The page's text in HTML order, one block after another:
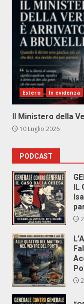
Estero In evidenza
Il Ministero della
10 Luglio 2026
PODCAST
IL